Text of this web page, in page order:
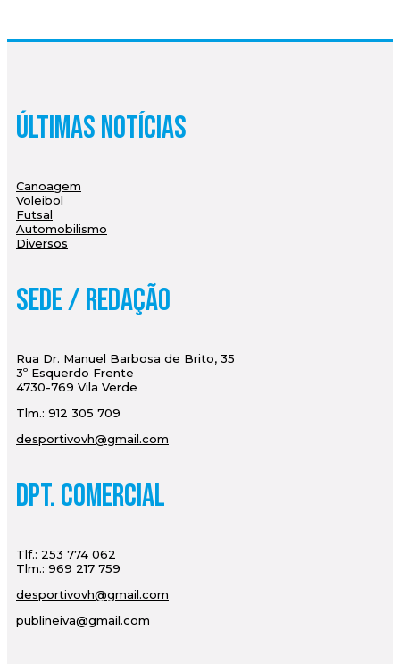
Últimas Notícias
Canoagem
Voleibol
Futsal
Automobilismo
Diversos
Sede / Redação
Rua Dr. Manuel Barbosa de Brito, 35
3º Esquerdo Frente
4730-769 Vila Verde
Tlm.: 912 305 709
desportivovh@gmail.com
Dpt. Comercial
Tlf.: 253 774 062
Tlm.: 969 217 759
desportivovh@gmail.com
publineiva@gmail.com